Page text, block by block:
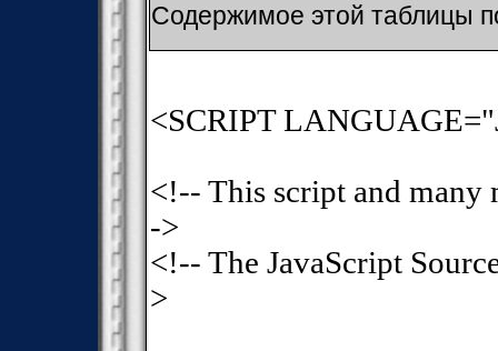
Содержимое этой таблицы
<SCRIPT
<!-- This script and many
->
<!-- The JavaScript
>